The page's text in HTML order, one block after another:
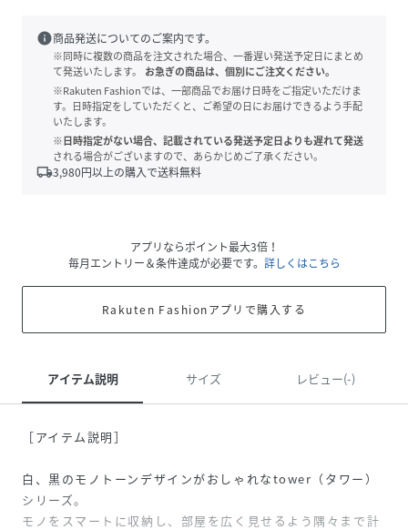
info商品発送についてのご案内です。
※同時に複数の商品を注文された場合、一番遅い発送予定日にまとめ
て発送いたします。
お急ぎの商品は、個別にご注文ください。
※Rakuten Fashionでは、一部商品でお届け日時をご指定いただけま
す。日時指定をしていただくと、ご希望の日にお届けできるよう手配
いたします。
※日時指定がない場合、記載されている発送予定日よりも遅れて発送
される場合がございますので、あらかじめご了承ください。
local_shipping3,980円以上の購入で送料無料
アプリならポイント最大3倍！
毎月エントリー＆条件達成が必要です。 詳しくはこちら
Rakuten Fashionアプリで購入する
アイテム説明 サイズ レビュー(-)
［アイテム説明］
白、黒のモノトーンデザインがおしゃれなtower（タワー）
シリーズ。
モノをスマートに収納し、部屋を広く見せるよう隅々まで計